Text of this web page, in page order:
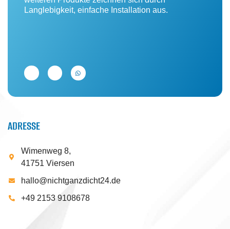
Langlebigkeit, einfache Installation aus.
ADRESSE
Wimenweg 8,
41751 Viersen
hallo@nichtganzdicht24.de
+49 2153 9108678